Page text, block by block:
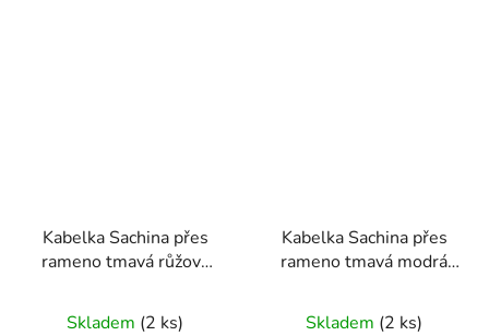
Kabelka Sachina přes
rameno tmavá růžová
Skladem (2 ks)
Kabelka Sachina přes
rameno tmavá modrá
Skladem (2 ks)